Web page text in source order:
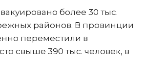
более 30 тыс.
районов. В провинции
переместили в
свыше 390 тыс. человек, в